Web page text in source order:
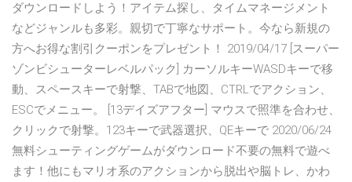
ダウンロードしよう！アイテム探し、タイムマネージメント
などジャンルも多彩。親切で丁寧なサポート。今なら新規の
方へお得な割引クーポンをプレゼント！ 2019/04/17 [スーパー
ゾンビシューターレベルパック] カーソルキーWASDキーで移
動、スペースキーで射撃、TABで地図、CTRLでアクション、
ESCでメニュー。 [13デイズアフター] マウスで照準を合わせ、
クリックで射撃。123キーで武器選択、QEキーで 2020/06/24
無料シューティングゲームがダウンロード不要の無料で遊べ
ます！他にもマリオ系のアクションから脱出や脳トレ、かわ